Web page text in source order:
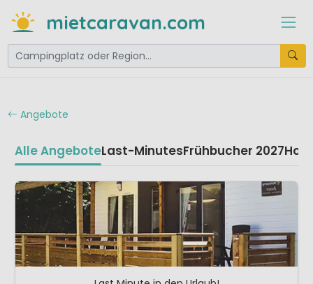
mietcaravan.com
Angebote
Alle AngeboteLast-MinutesFrühbucher 2027